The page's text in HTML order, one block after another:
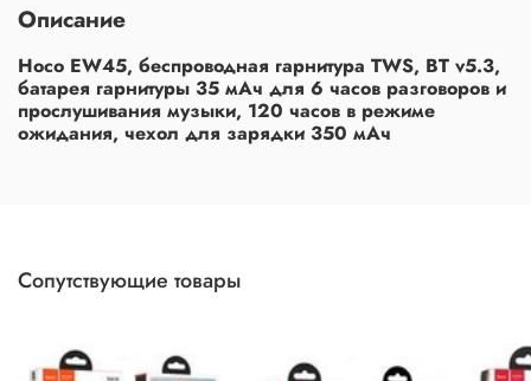
Описание
Hoco EW45, беспроводная гарнитура TWS, BT v5.3,
батарея гарнитуры 35 мАч для 6 часов разговоров и
прослушивания музыки, 120 часов в режиме
ожидания, чехол для зарядки 350 мАч
Сопутствующие товары